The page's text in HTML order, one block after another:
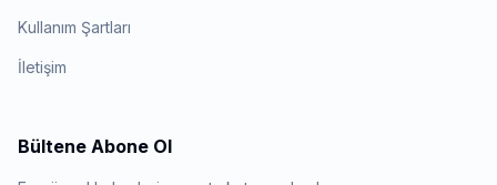
Kullanım Şartları
İletişim
Bültene Abone Ol